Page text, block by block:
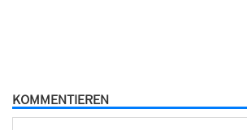
KOMMENTIEREN